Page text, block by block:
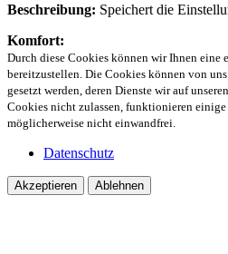
Beschreibung: Speichert die
Komfort:
Durch diese Cookies können wir Ihnen eine
bereitzustellen. Die Cookies können von
gesetzt werden, deren Dienste wir auf
Cookies nicht zulassen, funktionieren
möglicherweise nicht einwandfrei.
Datenschutz
Akzeptieren Ablehnen